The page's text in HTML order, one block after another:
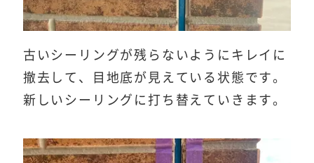
古いシーリングが残らないようにキレイに
撤去して、目地底が見えている状態です。
新しいシーリングに打ち替えていきます。